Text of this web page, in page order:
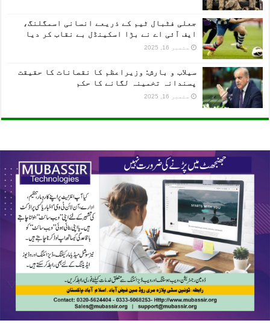
جعلی فٹبال ٹیم کے ذریعے انسانی اسمگلنگ،
ایف آئی اے نے بڑا اسکینڈل بے نقاب کر دیا
ستمبر 16, 2025
سیلاب و بارش: وزیراعظم کا نقصانات کا حقیقت
پسندانہ تخمینہ لگانے کا حکم
ستمبر 16, 2025